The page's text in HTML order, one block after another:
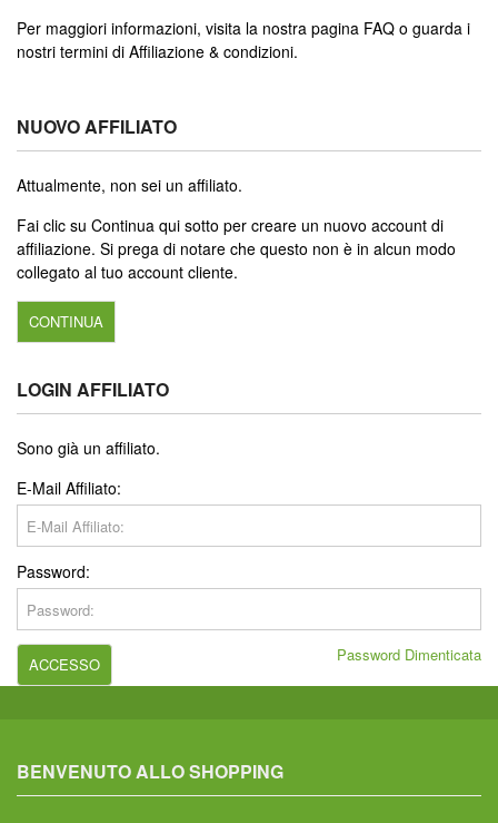
Per maggiori informazioni, visita la nostra pagina FAQ o guarda i
nostri termini di Affiliazione & condizioni.
NUOVO AFFILIATO
Attualmente, non sei un affiliato.
Fai clic su Continua qui sotto per creare un nuovo account di
affiliazione. Si prega di notare che questo non è in alcun modo
collegato al tuo account cliente.
CONTINUA
LOGIN AFFILIATO
Sono già un affiliato.
E-Mail Affiliato:
Password:
Password Dimenticata
BENVENUTO ALLO SHOPPING